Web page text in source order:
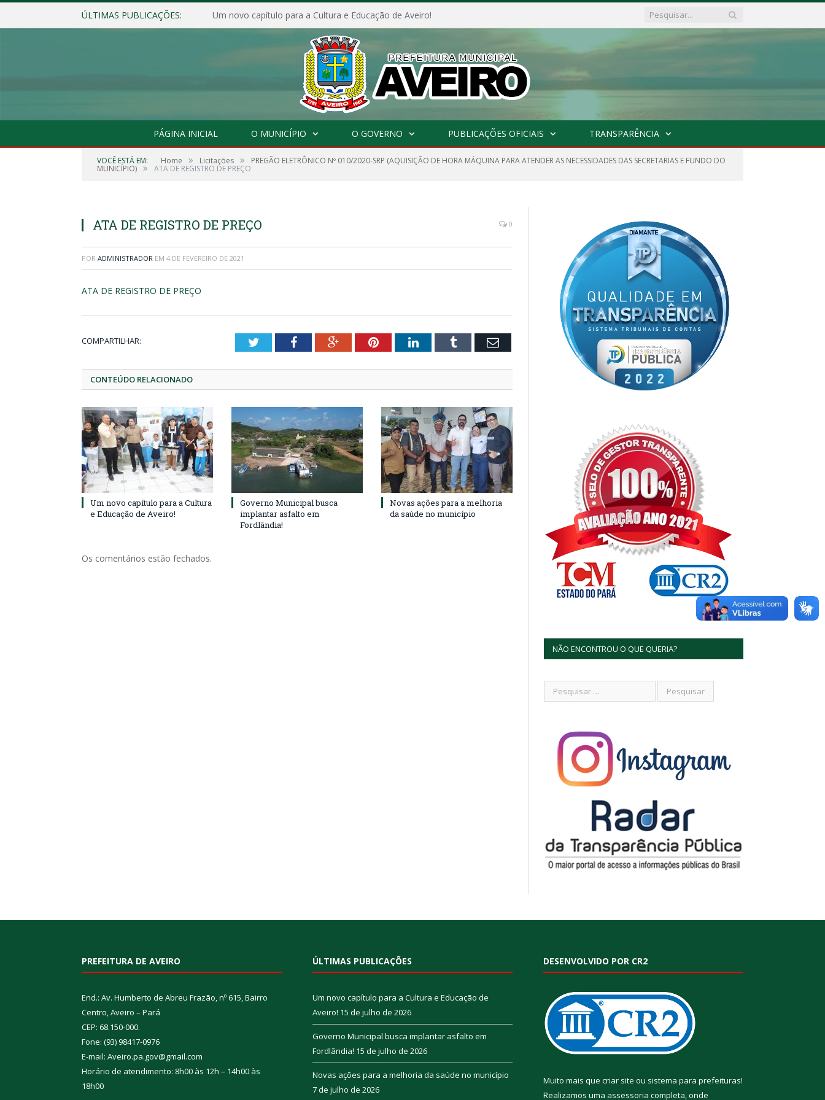
ÚLTIMAS PUBLICAÇÕES: Um novo capítulo para a Cultura e Educação de Aveiro!
PÁGINA INICIAL O MUNICÍPIO O GOVERNO PUBLICAÇÕES OFICIAIS TRANSPARÊNCIA
VOCÊ ESTÁ EM: Home » Licitações » PREGÃO ELETRÔNICO Nº 010/2020-SRP (AQUISIÇÃO DE HORA MÁQUINA PARA ATENDER AS NECESSIDADES DAS SECRETARIAS E FUNDO DO
MUNICÍPIO) » ATA DE REGISTRO DE PREÇO
ATA DE REGISTRO DE PREÇO 0
POR ADMINISTRADOR EM 4 DE FEVEREIRO DE 2021
ATA DE REGISTRO DE PREÇO
COMPARTILHAR: TwitterFacebookGoogle+PinterestLinkedInTumblr Email
CONTEÚDO RELACIONADO
Um novo capítulo para a Cultura
e Educação de Aveiro!
Governo Municipal busca
implantar asfalto em
Fordlândia!
Novas ações para a melhoria
da saúde no município
Os comentários estão fechados.
NÃO ENCONTROU O QUE QUERIA?
PREFEITURA DE AVEIRO
End.: Av. Humberto de Abreu Frazão, nº 615, Bairro
Centro, Aveiro – Pará
CEP: 68.150-000.
Fone: (93) 98417-0976
E-mail: Aveiro.pa.gov@gmail.com
Horário de atendimento: 8h00 às 12h – 14h00 às
18h00
ÚLTIMAS PUBLICAÇÕES
Um novo capítulo para a Cultura e Educação de
Aveiro! 15 de julho de 2026
Governo Municipal busca implantar asfalto em
Fordlândia! 15 de julho de 2026
Novas ações para a melhoria da saúde no município
7 de julho de 2026
DESENVOLVIDO POR CR2
Muito mais que criar site ou sistema para prefeituras!
Realizamos uma assessoria completa, onde